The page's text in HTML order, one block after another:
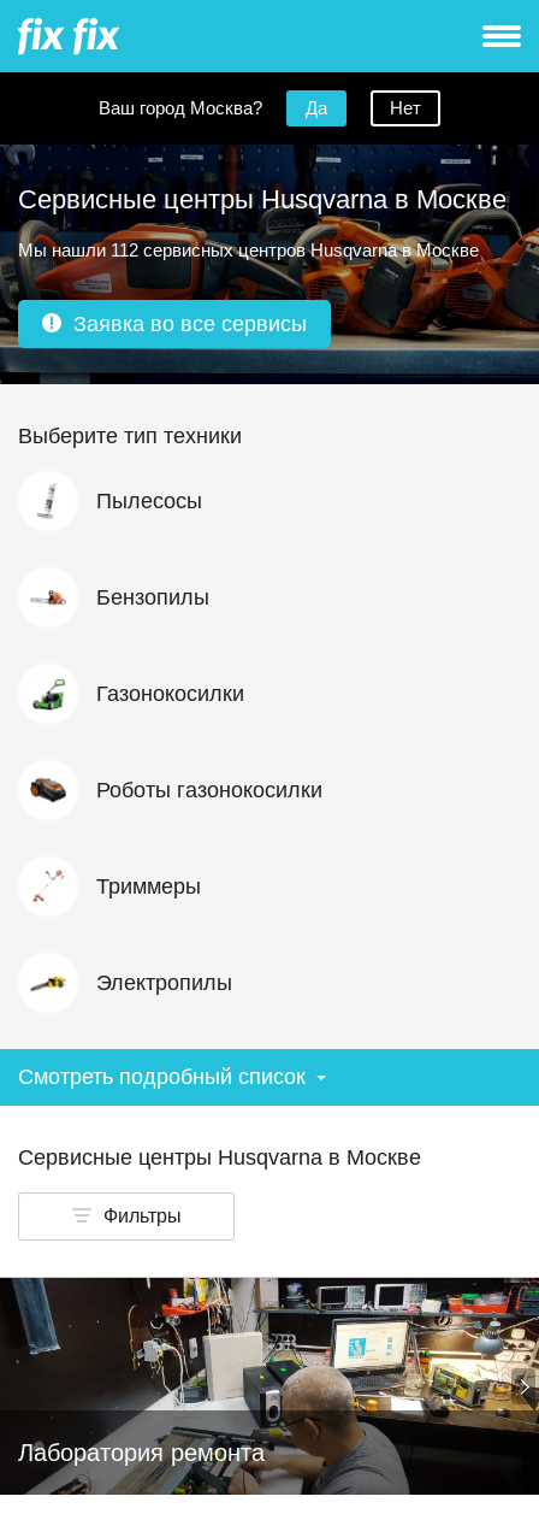
Ваш город Москва? Да Нет
Сервисные центры Husqvarna в Москве
Мы нашли 112 сервисных центров Husqvarna в Москве
Заявка во все сервисы
Выберите тип техники
Пылесосы
Бензопилы
Газонокосилки
Роботы газонокосилки
Триммеры
Электропилы
Смотреть подробный список
Сервисные центры Husqvarna в Москве
Фильтры
Лаборатория ремонта